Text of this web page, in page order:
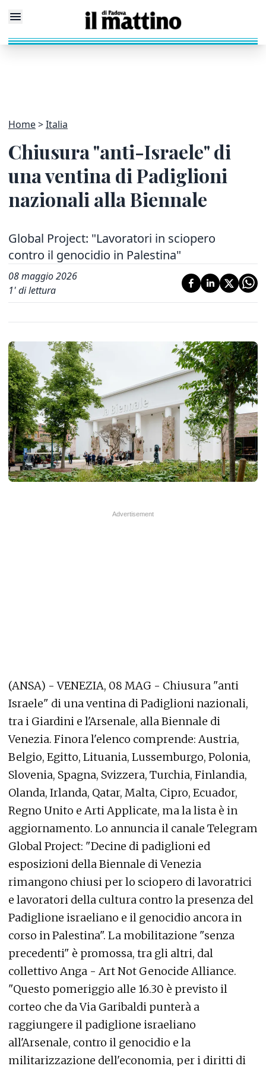
Home Italia
Chiusura "anti-Israele" di
una ventina di Padiglioni
nazionali alla Biennale
Global Project: "Lavoratori in sciopero
contro il genocidio in Palestina"
08 maggio 2026
1' di lettura
(ANSA) - VENEZIA, 08 MAG - Chiusura "anti
Israele" di una ventina di Padiglioni nazionali,
tra i Giardini e l'Arsenale, alla Biennale di
Venezia. Finora l'elenco comprende: Austria,
Belgio, Egitto, Lituania, Lussemburgo, Polonia,
Slovenia, Spagna, Svizzera, Turchia, Finlandia,
Olanda, Irlanda, Qatar, Malta, Cipro, Ecuador,
Regno Unito e Arti Applicate, ma la lista è in
aggiornamento. Lo annuncia il canale Telegram
Global Project: "Decine di padiglioni ed
esposizioni della Biennale di Venezia
rimangono chiusi per lo sciopero di lavoratrici
e lavoratori della cultura contro la presenza del
Padiglione israeliano e il genocidio ancora in
corso in Palestina". La mobilitazione "senza
precedenti" è promossa, tra gli altri, dal
collettivo Anga - Art Not Genocide Alliance.
"Questo pomeriggio alle 16.30 è previsto il
corteo che da Via Garibaldi punterà a
raggiungere il padiglione israeliano
all'Arsenale, contro il genocidio e la
militarizzazione dell'economia, per i diritti di